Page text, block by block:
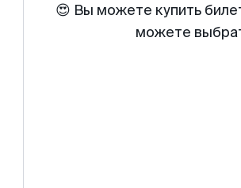
😍 Вы можете купить
можете